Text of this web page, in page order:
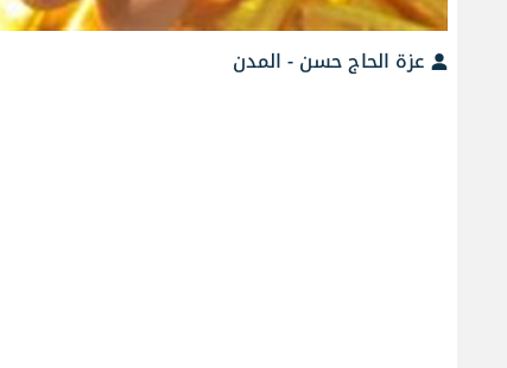
عزة الحاج حسن - المدن